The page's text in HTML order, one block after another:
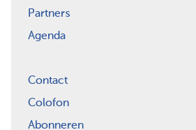
Partners
Agenda
Contact
Colofon
Abonneren